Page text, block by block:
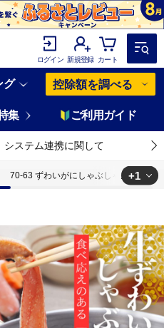
ログイン 新規登録 カート
グ 控除額を調べる
集 ご利用ガイド
システム連携に関して
70-63 ずわいがにしゃぶしゃぶ+1